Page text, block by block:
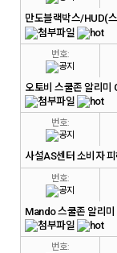
번호:
만도블랙박스/HUD(
번호:
오토비 스쿨존 알리미
번호:
사설AS센터 소비자 피
번호:
Mando 스쿨존 알리미